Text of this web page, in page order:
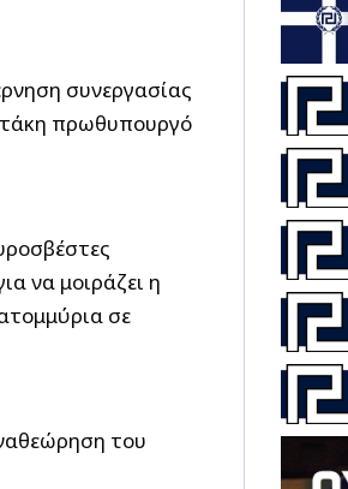
συνεργασίας
πρωθυπουργό
να μοιράζει η
σε
του